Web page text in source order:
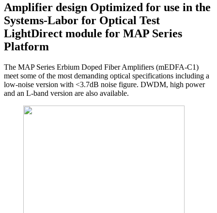
Amplifier design Optimized for use in the
Systems-Labor for Optical Test
LightDirect module for MAP Series
Platform
The MAP Series Erbium Doped Fiber Amplifiers (mEDFA-C1)
meet some of the most demanding optical specifications including a
low-noise version with <3.7dB noise figure. DWDM, high power
and an L-band version are also available.